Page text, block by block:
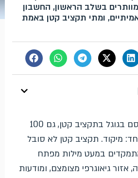
בשלב הראשון, החשבון
ומתי תקציב קטן באמת
אפשר בהחלט לפרסם בגוגל בתקציב קטן, גם 100
מיקוד. תקציב קטן לא סובל
מתמקדים במעט מילות מפתח
אזור גיאוגרפי מצומצם, ומודעות